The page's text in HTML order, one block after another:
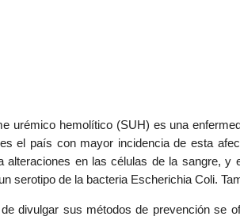
urémico hemolítico (SUH) es una
el país con mayor incidencia de esta
alteraciones en las células de la sangre, y
serotipo de la bacteria Escherichia Coli.
divulgar sus métodos de prevención se